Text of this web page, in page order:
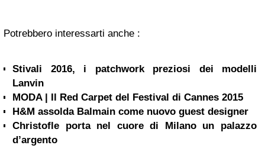
Potrebbero interessarti anche :
Stivali 2016, i patchwork preziosi dei modelli
Lanvin
MODA | Il Red Carpet del Festival di Cannes 2015
H&M assolda Balmain come nuovo guest designer
Christofle porta nel cuore di Milano un palazzo
d’argento